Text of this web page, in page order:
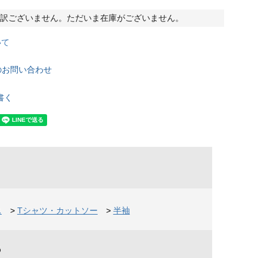
ございません。ただいま在庫がございません。
問い合わせ
く
> Tシャツ・カットソー > 半袖